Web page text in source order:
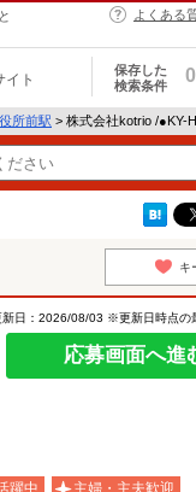
よくある
イト
保存した
検索条件
0
所前駅 > 株式会社kotrio /●KY-
キ
新日：2026/08/03 ※更新日時点の
応募画面へ進
躍中
主婦・主夫歓迎